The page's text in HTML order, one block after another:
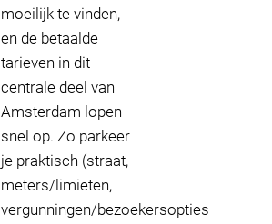
moeilijk te vinden,
en de betaalde
tarieven in dit
centrale deel van
Amsterdam lopen
snel op. Zo parkeer
je praktisch (straat,
meters/limieten,
vergunningen/bezoekersopties